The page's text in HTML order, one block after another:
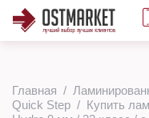
Главная
Quick Step
Купить